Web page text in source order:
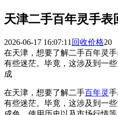
天津二手百年灵手表
2026-06-17 16:07:11 回收价格20
在天津，想要了解二手百年灵
有些迷茫。毕竟，这涉及到一
成
在天津，想要了解二手百年灵
有些迷茫。毕竟，这涉及到一